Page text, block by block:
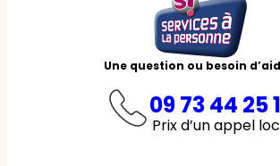
Une question ou besoin
09 73 44 25
Prix d’un appel